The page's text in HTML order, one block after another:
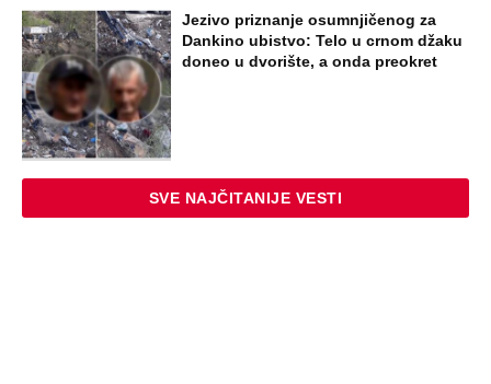
Jezivo priznanje osumnjičenog za
Dankino ubistvo: Telo u crnom džaku
doneo u dvorište, a onda preokret
SVE NAJČITANIJE VESTI